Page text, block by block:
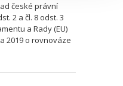
české právní
2 a čl. 8 odst. 3
a Rady (EU)
2019 o rovnováze